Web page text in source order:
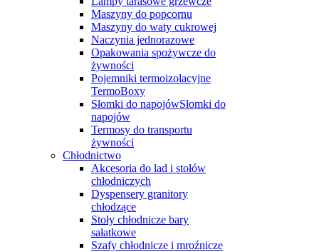
Maszyny do popcornu
Maszyny do waty cukrowej
Naczynia jednorazowe
Opakowania spożywcze do
żywności
Pojemniki termoizolacyjne
TermoBoxy
Słomki do napojówSłomki do
napojów
Termosy do transportu
żywności
Chłodnictwo
Akcesoria do lad i stołów
chłodniczych
Dyspensery granitory
chłodzące
Stoły chłodnicze bary
sałatkowe
Szafy chłodnicze i mroźnicze